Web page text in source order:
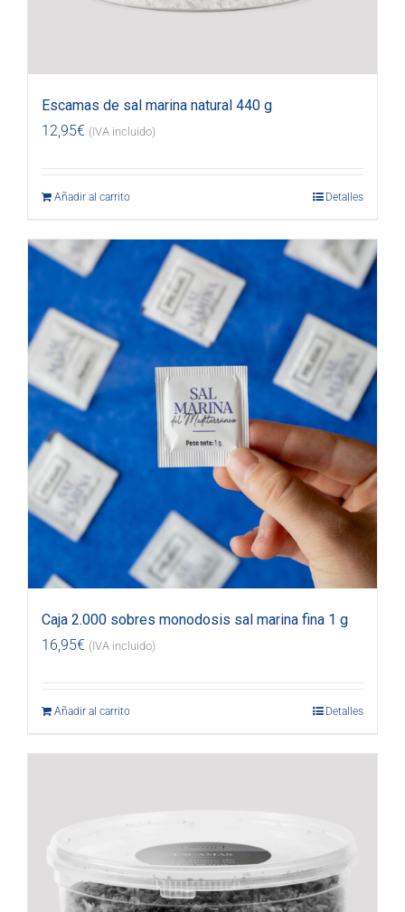
Escamas de sal marina natural 440 g
12,95€ (IVA incluido)
Añadir al carrito Detalles
Caja 2.000 sobres monodosis sal marina fina 1 g
16,95€ (IVA incluido)
Añadir al carrito Detalles